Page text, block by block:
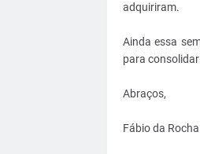
adquiriram.
Ainda essa
para
Abraços,
Fábio da Rocha